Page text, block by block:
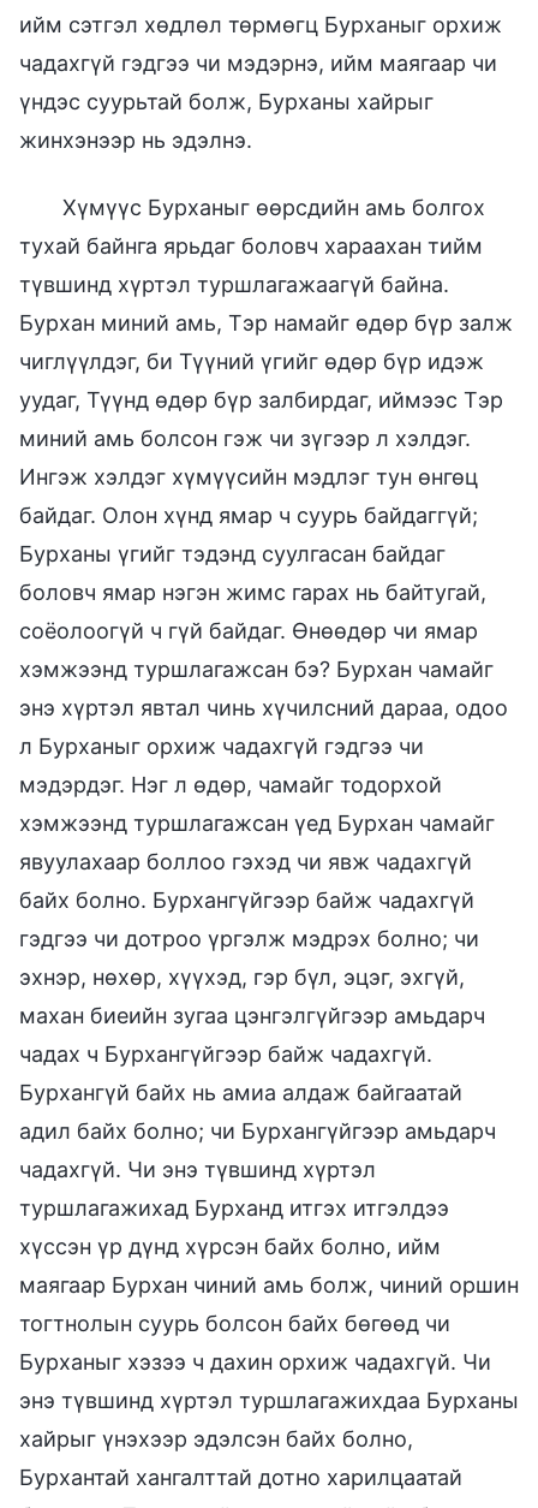
ийм сэтгэл хөдлөл төрмөгц Бурханыг орхиж
чадахгүй гэдгээ чи мэдэрнэ, ийм маягаар чи
үндэс суурьтай болж, Бурханы хайрыг
жинхэнээр нь эдэлнэ.
Хүмүүс Бурханыг өөрсдийн амь болгох
тухай байнга ярьдаг боловч хараахан тийм
түвшинд хүртэл туршлагажаагүй байна.
Бурхан миний амь, Тэр намайг өдөр бүр залж
чиглүүлдэг, би Түүний үгийг өдөр бүр идэж
уудаг, Түүнд өдөр бүр залбирдаг, иймээс Тэр
миний амь болсон гэж чи зүгээр л хэлдэг.
Ингэж хэлдэг хүмүүсийн мэдлэг тун өнгөц
байдаг. Олон хүнд ямар ч суурь байдаггүй;
Бурханы үгийг тэдэнд суулгасан байдаг
боловч ямар нэгэн жимс гарах нь байтугай,
соёолоогүй ч гүй байдаг. Өнөөдөр чи ямар
хэмжээнд туршлагажсан бэ? Бурхан чамайг
энэ хүртэл явтал чинь хүчилсний дараа, одоо
л Бурханыг орхиж чадахгүй гэдгээ чи
мэдэрдэг. Нэг л өдөр, чамайг тодорхой
хэмжээнд туршлагажсан үед Бурхан чамайг
явуулахаар боллоо гэхэд чи явж чадахгүй
байх болно. Бурхангүйгээр байж чадахгүй
гэдгээ чи дотроо үргэлж мэдрэх болно; чи
эхнэр, нөхөр, хүүхэд, гэр бүл, эцэг, эхгүй,
махан биеийн зугаа цэнгэлгүйгээр амьдарч
чадах ч Бурхангүйгээр байж чадахгүй.
Бурхангүй байх нь амиа алдаж байгаатай
адил байх болно; чи Бурхангүйгээр амьдарч
чадахгүй. Чи энэ түвшинд хүртэл
туршлагажихад Бурханд итгэх итгэлдээ
хүссэн үр дүнд хүрсэн байх болно, ийм
маягаар Бурхан чиний амь болж, чиний оршин
тогтнолын суурь болсон байх бөгөөд чи
Бурханыг хэзээ ч дахин орхиж чадахгүй. Чи
энэ түвшинд хүртэл туршлагажихдаа Бурханы
хайрыг үнэхээр эдэлсэн байх болно,
Бурхантай хангалттай дотно харилцаатай